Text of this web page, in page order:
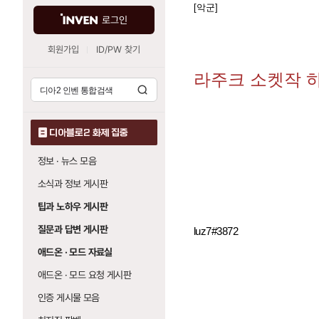
로그인
회원가입 ID/PW 찾기
디아블로2 화제 집중
정보 · 뉴스 모음
소식과 정보 게시판
팁과 노하우 게시판
질문과 답변 게시판
애드온 · 모드 자료실
애드온 · 모드 요청 게시판
인증 게시물 모음
[악군]
라주크 소켓작
luz7#3872